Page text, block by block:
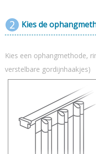
Kies de
Kies een ophangmethode,
verstelbare gordijnhaakjes)